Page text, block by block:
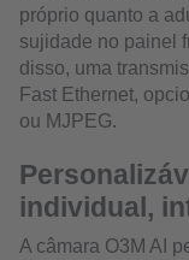
próprio quanto a
sujidade no painel
disso, uma
Fast Ethernet,
ou MJPEG.
individual,
A câmara O3M AI